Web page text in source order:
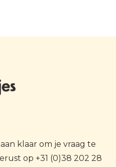
klaar om je vraag te
op +31 (0)38 202 28